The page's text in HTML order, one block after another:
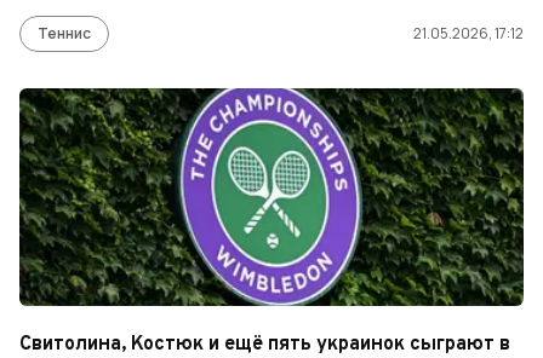
Теннис 21.05.2026, 17:12
Свитолина, Костюк и ещё пять украинок сыграют в